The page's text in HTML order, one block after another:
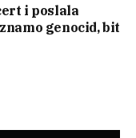
i poslala
genocid, bit